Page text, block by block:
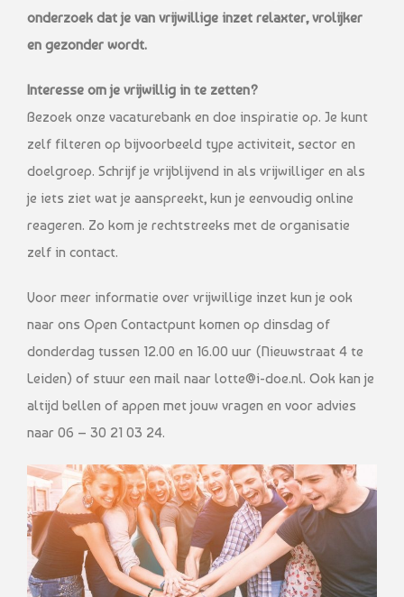
onderzoek dat je van vrijwillige inzet relaxter, vrolijker
en gezonder wordt.
Interesse om je vrijwillig in te zetten?
Bezoek onze vacaturebank en doe inspiratie op. Je kunt
zelf filteren op bijvoorbeeld type activiteit, sector en
doelgroep. Schrijf je vrijblijvend in als vrijwilliger en als
je iets ziet wat je aanspreekt, kun je eenvoudig online
reageren. Zo kom je rechtstreeks met de organisatie
zelf in contact.
Voor meer informatie over vrijwillige inzet kun je ook
naar ons Open Contactpunt komen op dinsdag of
donderdag tussen 12.00 en 16.00 uur (Nieuwstraat 4 te
Leiden) of stuur een mail naar lotte@i-doe.nl. Ook kan je
altijd bellen of appen met jouw vragen en voor advies
naar 06 – 30 21 03 24.